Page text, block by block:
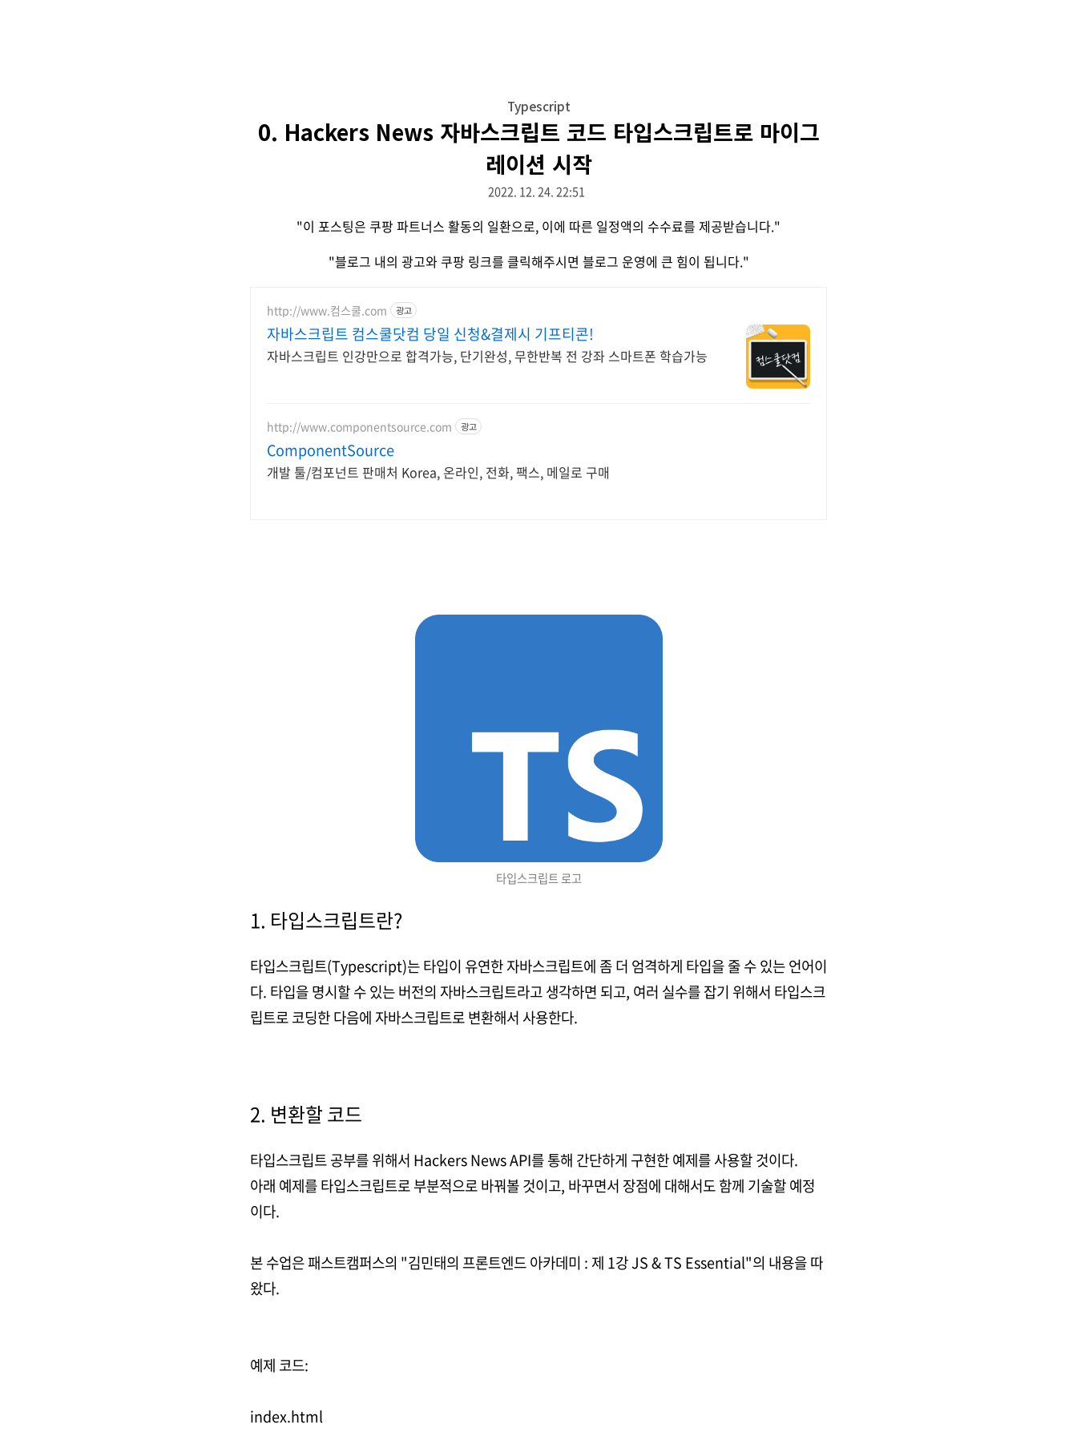
Typescript
0. Hackers News 자바스크립트 코드 타입스크립트로 마이그
레이션 시작
2022. 12. 24. 22:51
"이 포스팅은 쿠팡 파트너스 활동의 일환으로, 이에 따른 일정액의 수수료를 제공받습니다."
"블로그 내의 광고와 쿠팡 링크를 클릭해주시면 블로그 운영에 큰 힘이 됩니다."
http://www.컴스쿨.com 광고
자바스크립트 컴스쿨닷컴 당일 신청&결제시 기프티콘!
자바스크립트 인강만으로 합격가능, 단기완성, 무한반복 전 강좌 스마트폰 학습가능
http://www.componentsource.com 광고
ComponentSource
개발 툴/컴포넌트 판매처 Korea, 온라인, 전화, 팩스, 메일로 구매
타입스크립트 로고
1. 타입스크립트란?
타입스크립트(Typescript)는 타입이 유연한 자바스크립트에 좀 더 엄격하게 타입을 줄 수 있는 언어이
다. 타입을 명시할 수 있는 버전의 자바스크립트라고 생각하면 되고, 여러 실수를 잡기 위해서 타입스크
립트로 코딩한 다음에 자바스크립트로 변환해서 사용한다.
2. 변환할 코드
타입스크립트 공부를 위해서 Hackers News API를 통해 간단하게 구현한 예제를 사용할 것이다.
아래 예제를 타입스크립트로 부분적으로 바꿔볼 것이고, 바꾸면서 장점에 대해서도 함께 기술할 예정
이다.
본 수업은 패스트캠퍼스의 "김민태의 프론트엔드 아카데미 : 제 1강 JS & TS Essential"의 내용을 따
왔다.
예제 코드:
index.html